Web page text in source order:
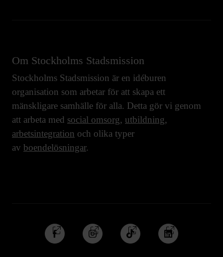
Om Stockholms Stadsmission
Stockholms Stadsmission är en idéburen
organisation som arbetar för att skapa ett
mänskligare samhälle för alla. Detta gör vi genom
att arbeta med social omsorg, utbildning,
arbetsintegration och olika typer
av boendelösningar.
Följ
oss
Följ
oss
Följ
oss
Följ
oss